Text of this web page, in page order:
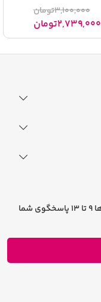
3,100,000تومان
2,739,000تومان
شنبه تا چهارشنبه از 9 تا 17:30 و پنجشنبه ها 9 تا 13 پاسخگوی شما